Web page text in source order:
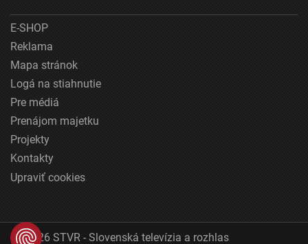
E-SHOP
Reklama
Mapa stránok
Logá na stiahnutie
Pre médiá
Prenájom majetku
Projekty
Kontakty
Upraviť cookies
© 2026 STVR - Slovenská televízia a rozhlas